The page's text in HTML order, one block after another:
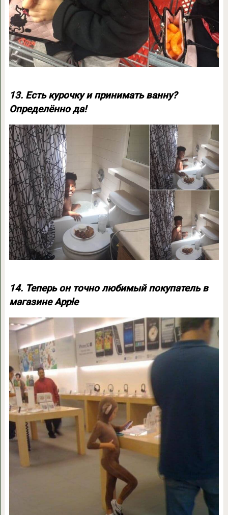
13. Есть курочку и принимать ванну?
Определённо да!
14. Теперь он точно любимый покупатель в
магазине Apple